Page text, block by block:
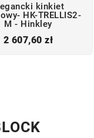
kinkiet
HK-TRELLIS2-
M - Hinkley
2 607,60 złCena